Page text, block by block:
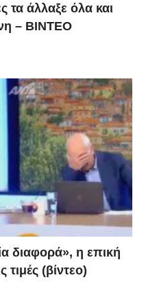
τα άλλαξε όλα και
– ΒΙΝΤΕΟ
διαφορά», η επική
(βίντεο)